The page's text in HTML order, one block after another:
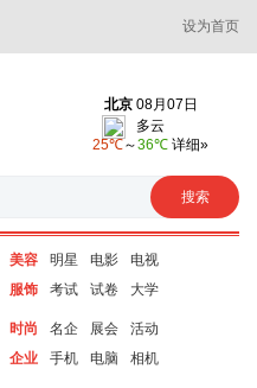
设为首页
美容 明星 电影
电视
服饰
考试 试卷 大学
时尚 名企 展会
活动
企业
手机 电脑 相机